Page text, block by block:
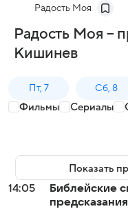
Радость Моя
Радость Моя –
Кишинев
Пт, 7 Сб, 8
Фильмы Сериалы
Показать
14:05
Библейские